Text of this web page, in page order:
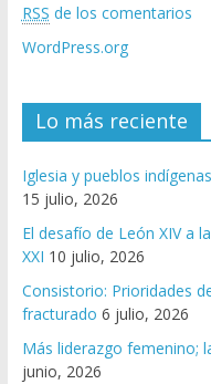
RSS de los comentarios
WordPress.org
Lo más reciente
Iglesia y pueblos
15 julio, 2026
El desafío de León XIV a
XXI 10 julio, 2026
Consistorio: Prioridades
fracturado 6 julio, 2026
Más liderazgo femenino;
junio, 2026